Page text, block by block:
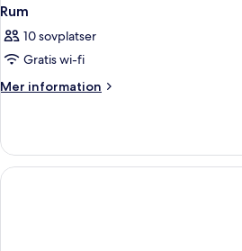
Rum
10 sovplatser
Gratis wi-fi
Mer information
Mer